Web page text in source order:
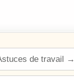
de l’article
de travail →